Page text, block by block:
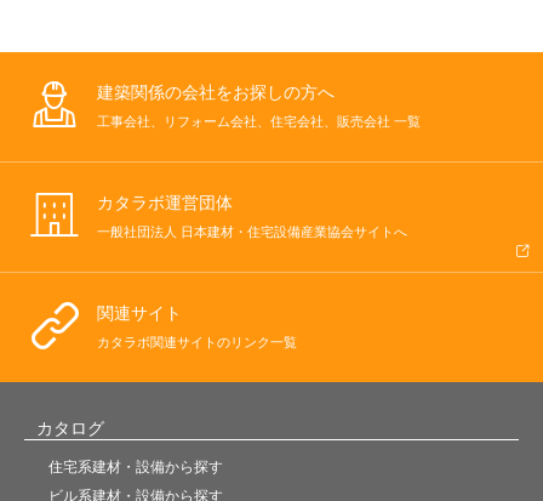
建築関係の会社をお探しの方へ
工事会社、リフォーム会社、住宅会社、販売会社 一覧
カタラボ運営団体
一般社団法人 日本建材・住宅設備産業協会サイトへ
関連サイト
カタラボ関連サイトのリンク一覧
カタログ
住宅系建材・設備から探す
ビル系建材・設備から探す